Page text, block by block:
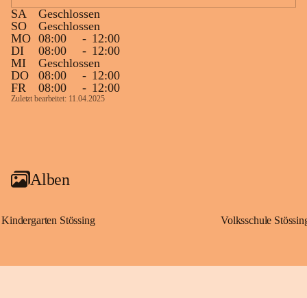
SA
Geschlossen
SO
Geschlossen
MO 08:00 - 12:00
DI
08:00 - 12:00
MI
Geschlossen
DO
08:00 - 12:00
FR
08:00 - 12:00
Zuletzt bearbeitet: 11.04.2025
Alben
Kindergarten Stössing Volksschule